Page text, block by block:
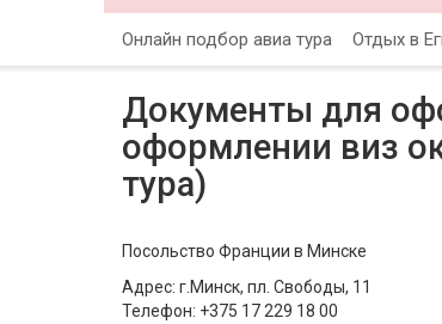
Онлайн подбор авиа тура Отдых в
Документы для
оформлении виз
тура)
Посольство Франции в Минске
Адрес: г.Минск, пл. Свободы, 11
Телефон: +375 17 229 18 00